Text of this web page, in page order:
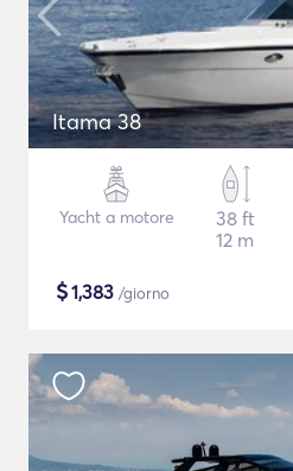
Itama 38
Yacht a motore
38 ft
12 m
$1,383 /giorno